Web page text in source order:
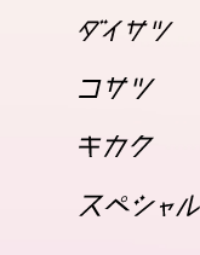
fri
19
sat
20